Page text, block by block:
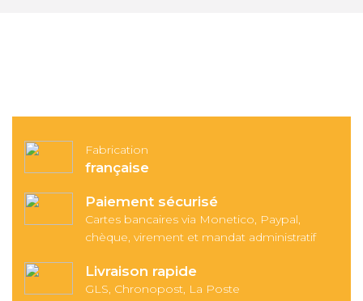
Fabrication
française
Paiement sécurisé
Cartes bancaires via Monetico, Paypal,
chèque, virement et mandat administratif
Livraison rapide
GLS, Chronopost, La Poste